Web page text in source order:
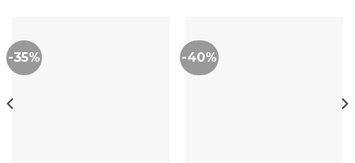
-35% -40%